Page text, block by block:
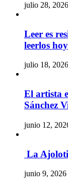
julio 28, 2026
Leer es
leerlos hoy
julio 18, 2026
El artista
Sánchez
junio 12,
La
junio 9, 2026